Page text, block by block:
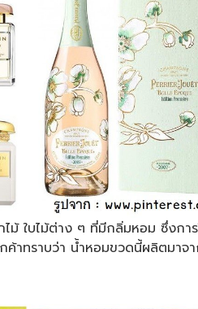
ใบไม้ต่าง ๆ ที่มีกลิ่มหอม ซึ่งกา
ค้าทราบว่า น้ำหอมขวดนี้ผลิตมาจ